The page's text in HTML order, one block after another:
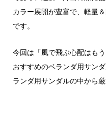
カラー展開が豊富で、軽量
です。
今回は「風で飛ぶ心配はもう
おすすめのベランダ用サン
ランダ用サンダルの中から